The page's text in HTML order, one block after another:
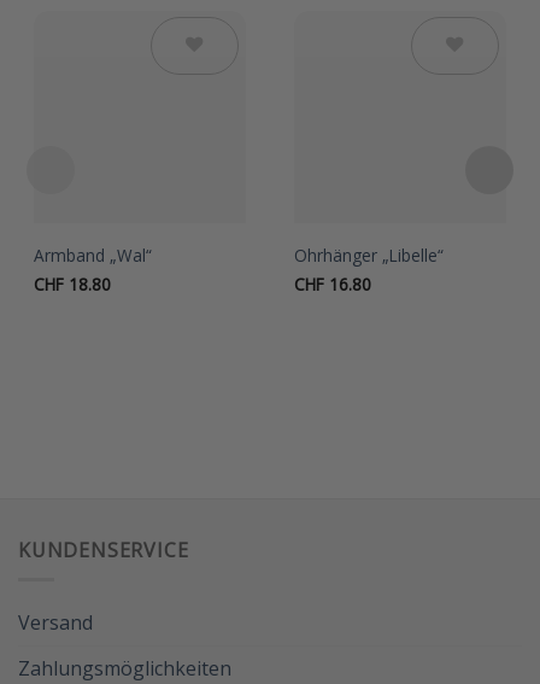
Armband „Wal“
CHF18.80
Ohrhänger „Libelle“
CHF 16.80
KUNDENSERVICE
Versand
Zahlungsmöglichkeiten